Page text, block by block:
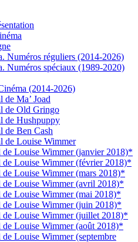
Numéros réguliers (2014-2026)
Numéros spéciaux (1989-2020)
(2014-2026)
de Ma’ Joad
de Old Gringo
de Hushpuppy
de Ben Cash
de Louise Wimmer
de Louise Wimmer (janvier 2018)*
de Louise Wimmer (février 2018)*
de Louise Wimmer (mars 2018)*
de Louise Wimmer (avril 2018)*
de Louise Wimmer (mai 2018)*
de Louise Wimmer (juin 2018)*
de Louise Wimmer (juillet 2018)*
de Louise Wimmer (août 2018)*
de Louise Wimmer (septembre